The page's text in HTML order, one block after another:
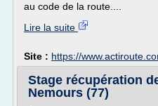
au code de la route....
Lire la suite
Site : https://
Stage récupération
Nemours (77)